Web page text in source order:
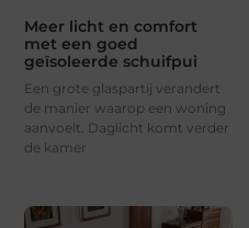
Meer licht en comfort
met een goed
geïsoleerde schuifpui
Een grote glaspartij verandert
de manier waarop een woning
aanvoelt. Daglicht komt verder
de kamer